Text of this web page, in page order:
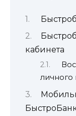
кабинета
личного